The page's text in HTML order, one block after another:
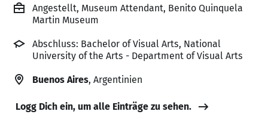
Angestellt, Museum Attendant, Benito Quinquela
Martin Museum
Abschluss: Bachelor of Visual Arts, National
University of the Arts - Department of Visual Arts
Buenos Aires, Argentinien
Logg Dich ein, um alle Einträge zu sehen.